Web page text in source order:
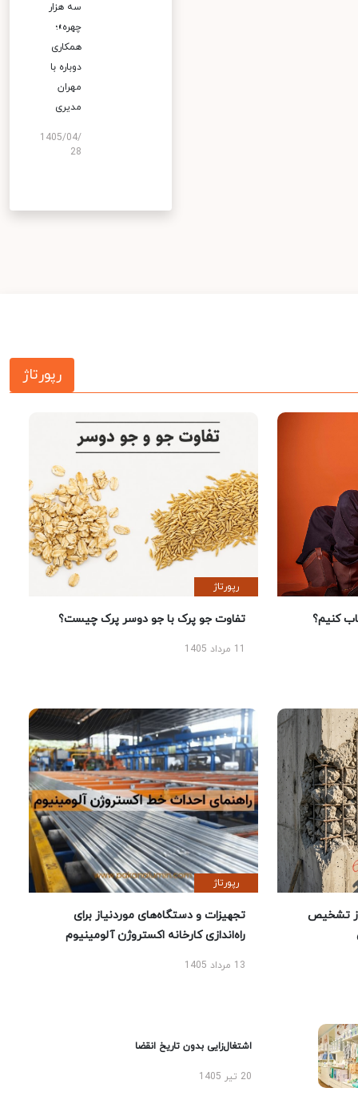
سه هزار
چهره»؛
همکاری
دوباره با
مهران
مدیری
1405/04/
28
رپورتاژ
کنیم؟
رپورتاژ
تفاوت جو پرک با جو دوسر پرک چیست؟
تشخیص
رپورتاژ
تجهیزات و دستگاه‌های موردنیاز برای
راه‌اندازی کارخانه اکستروژن آلومینیوم
13 مرداد 1405
اشتغال‌زایی بدون تاریخ انقضا
20 تیر 1405